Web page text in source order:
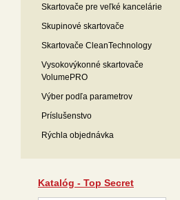
Skartovače pre veľké kancelárie
Skupinové skartovače
Skartovače CleanTechnology
Vysokovýkonné skartovače
VolumePRO
Výber podľa parametrov
Príslušenstvo
Rýchla objednávka
Katalóg - Top Secret